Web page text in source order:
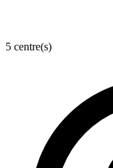
5 centre(s)